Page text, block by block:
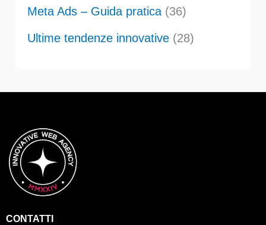
Meta Ads – Guida pratica(36)
Ultime tendenze innovative(28)
CONTATTI